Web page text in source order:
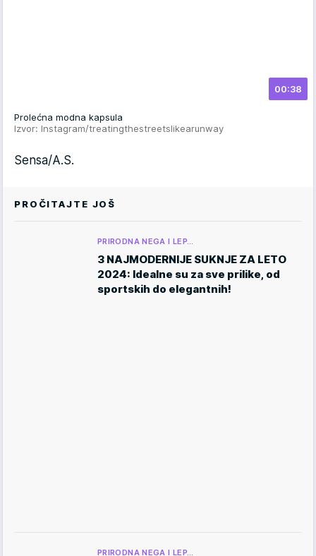
00:38
Prolećna modna kapsula
Izvor: Instagram/treatingthestreetslikearunway
Sensa/A.S.
PROČITAJTE JOŠ
PRIRODNA NEGA I LEP…
3 NAJMODERNIJE SUKNJE ZA LETO
2024: Idealne su za sve prilike, od
sportskih do elegantnih!
PRIRODNA NEGA I LEP…